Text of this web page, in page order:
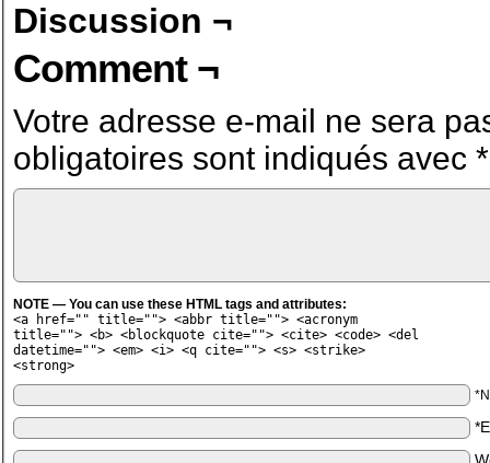
Discussion ¬
Comment ¬
Votre adresse e-mail ne sera
obligatoires sont indiqués avec *
NOTE — You can use these HTML tags and attributes:
<a href="" title=""> <abbr title=""> <acronym
title=""> <b> <blockquote cite=""> <cite> <code> <del
datetime=""> <em> <i> <q cite=""> <s> <strike>
<strong>